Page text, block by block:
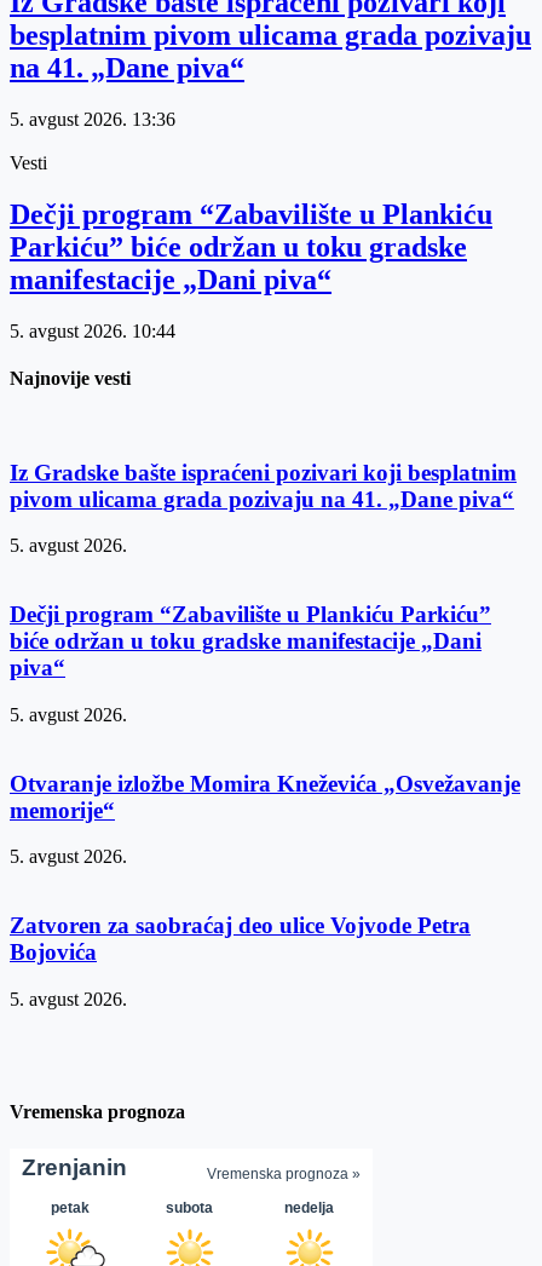
besplatnim pivom ulicama grada pozivaju
na 41. „Dane piva“
5. avgust 2026. 13:36
Vesti
Dečji program “Zabavilište u Plankiću
Parkiću” biće održan u toku gradske
manifestacije „Dani piva“
5. avgust 2026. 10:44
Najnovije vesti
Iz Gradske bašte ispraćeni pozivari koji besplatnim
pivom ulicama grada pozivaju na 41. „Dane piva“
5. avgust 2026.
Dečji program “Zabavilište u Plankiću Parkiću”
biće održan u toku gradske manifestacije „Dani
piva“
5. avgust 2026.
Otvaranje izložbe Momira Kneževića „Osvežavanje
memorije“
5. avgust 2026.
Zatvoren za saobraćaj deo ulice Vojvode Petra
Bojovića
5. avgust 2026.
Vremenska prognoza